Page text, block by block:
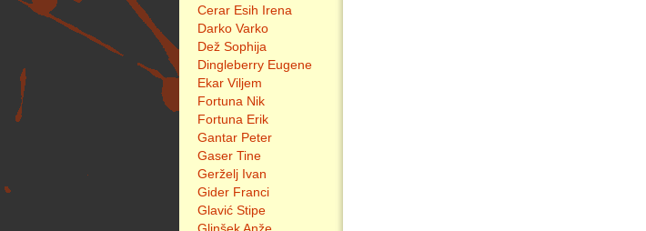
Cerar Esih Irena
Darko Varko
Dež Sophija
Dingleberry Eugene
Ekar Viljem
Fortuna Nik
Fortuna Erik
Gantar Peter
Gaser Tine
Gerželj Ivan
Gider Franci
Glavić Stipe